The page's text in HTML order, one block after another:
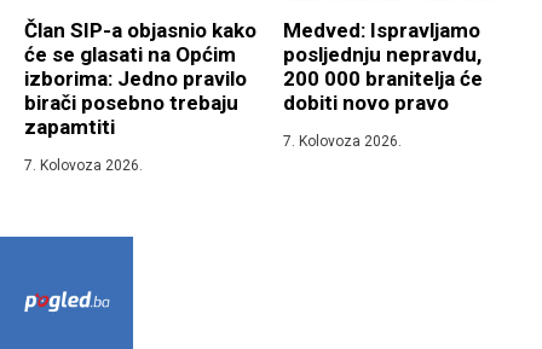
Član SIP-a objasnio kako
će se glasati na Općim
izborima: Jedno pravilo
birači posebno trebaju
zapamtiti
7. Kolovoza 2026.
Medved: Ispravljamo
posljednju nepravdu,
200 000 branitelja će
dobiti novo pravo
7. Kolovoza 2026.